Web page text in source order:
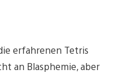
erfahrenen Tetris
an Blasphemie, aber